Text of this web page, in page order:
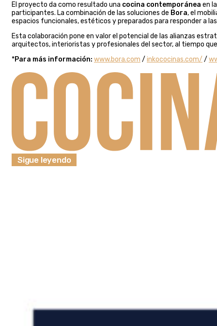
El proyecto da como resultado una cocina contemporánea en
participantes. La combinación de las soluciones de Bora, el
espacios funcionales, estéticos y preparados para responder a
Esta colaboración pone en valor el potencial de las alianzas
arquitectos, interioristas y profesionales del sector, al tiempo
*Para más información: www.bora.com / inkococinas.com/ /
Sigue leyendo